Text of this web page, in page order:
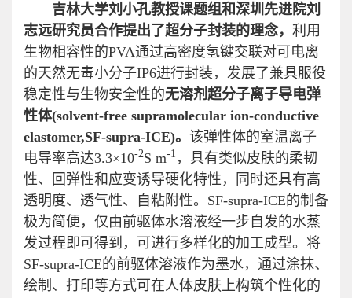
吉林大学刘小孔教授课题组和深圳先进院刘
志远研究员合作提出了超分子封装的理念， 利用
生物相容性的PVA通过高密度氢键交联对可电离
的天然无毒小分子IP6进行封装，发展了兼具服役
稳定性与生物安全性的无溶剂超分子离子导电弹
性体(solvent-free supramolecular ion-conductive
elastomer,SF-supra-ICE)。 该弹性体的室温离子
电导率高达3.3×10-2S m-1 ，具有类似皮肤的柔韧
性、回弹性和应变诱导硬化特性，同时还具有高
透明度、透气性、自粘附性。SF-supra-ICE的制备
极为简便，仅由前驱体水溶液经一步自发的水蒸
发过程即可得到，可进行多样化的加工成型。将
SF-supra-ICE的前驱体溶液作为墨水，通过涂抹、
绘制、打印等方式可在人体皮肤上构筑个性化的